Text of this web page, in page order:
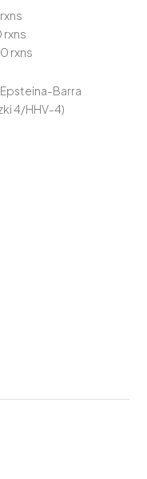
rxns
rxns
Barra
4/HHV-4)